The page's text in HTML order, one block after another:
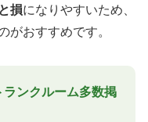
損になりやすいため、
がおすすめです。
ンクルーム多数掲